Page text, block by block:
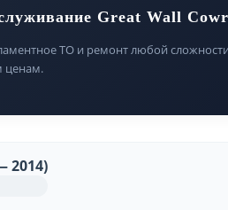
Great Wall
ТО и ремонт любой
ценам.
2014)